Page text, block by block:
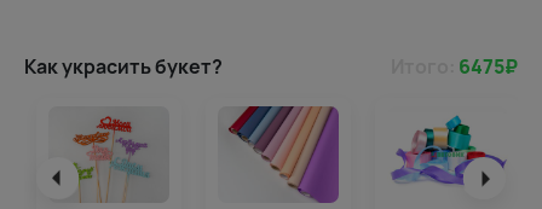
Как украсить букет? 6475₽